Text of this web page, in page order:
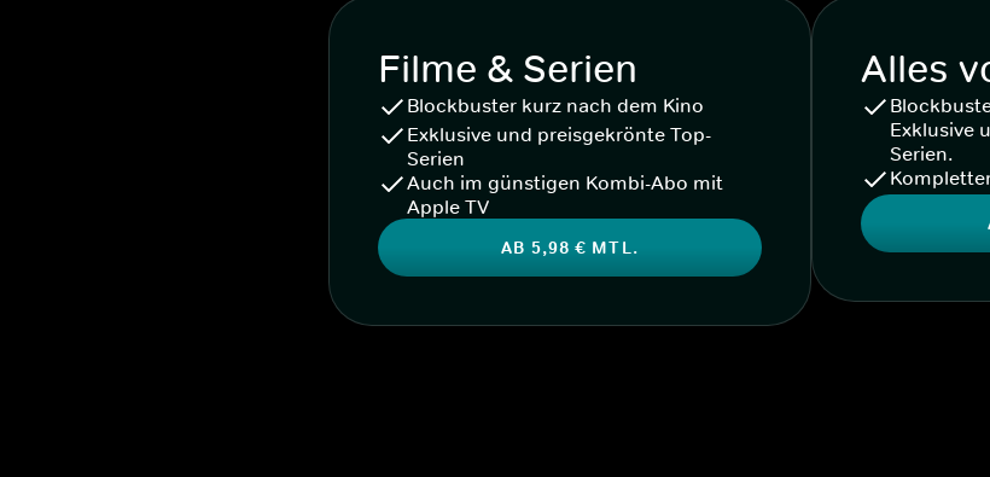
Filme & Serien
Blockbuster kurz nach dem Kino
Exklusive und preisgekrönte Top-
Serien
Auch im günstigen Kombi-Abo mit
Apple TV
AB 5,98 € MTL.
Alles
Exklusive
Serien.